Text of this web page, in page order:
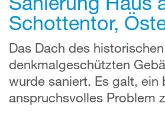
Schottentor,
Das Dach des
denkmalgeschützten
wurde saniert. Es galt, ein
anspruchsvolles Problem